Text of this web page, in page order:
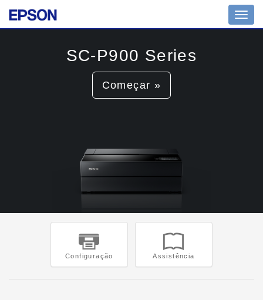
SC-P900 Series
Começar »
Configuração Assistência